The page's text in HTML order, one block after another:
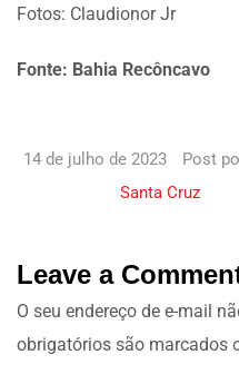
Fotos: Claudionor Jr
Fonte: Bahia Recôncavo
14 de julho de 2023 Post
Santa Cruz
Leave a
O seu endereço de e-mail
obrigatórios são marcados